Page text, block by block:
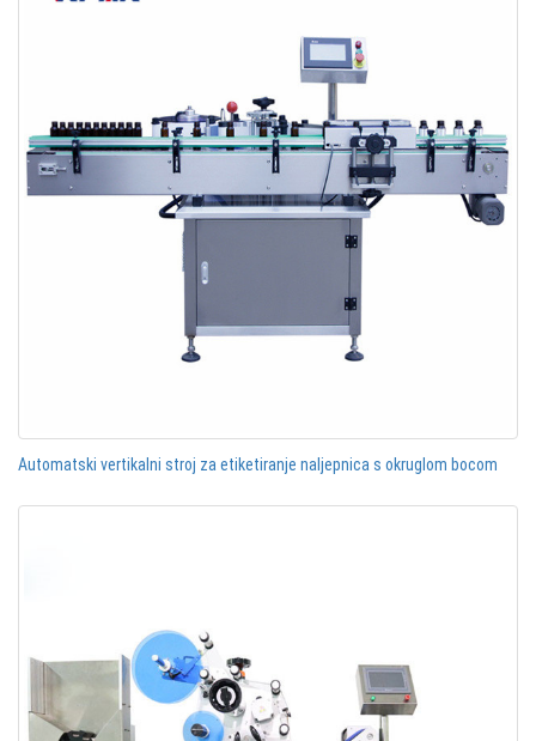
Automatski vertikalni stroj za etiketiranje naljepnica s okruglom bocom